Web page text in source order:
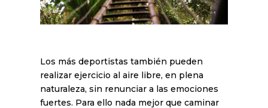
Los más deportistas también pueden
realizar ejercicio al aire libre, en plena
naturaleza, sin renunciar a las emociones
fuertes. Para ello nada mejor que caminar